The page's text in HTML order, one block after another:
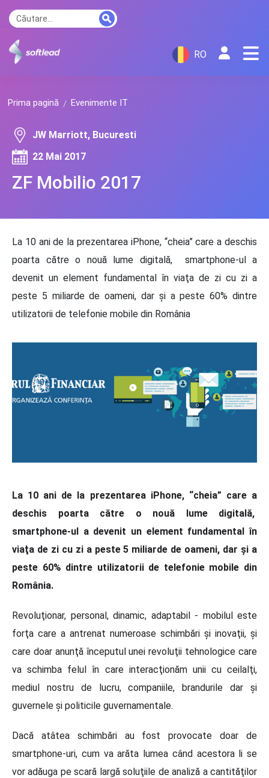
RO
Prima pagină Evenimente IT
ZF Mobilio 2017
JW Marriott, Bucuresti
22 Mai 2017
La 10 ani de la prezentarea iPhone, “cheia” care a deschis
poarta către o nouă lume digitală, smartphone-ul a
devenit un element fundamental în viaţa de zi cu zi a
peste 5 miliarde de oameni, dar şi a peste 60% dintre
utilizatorii de telefonie mobile din România
La 10 ani de la prezentarea iPhone, “cheia” care a
deschis poarta către o nouă lume digitală,
smartphone-ul a devenit un element fundamental în
viaţa de zi cu zi a peste 5 miliarde de oameni, dar şi a
peste 60% dintre utilizatorii de telefonie mobile din
România.
Revoluţionar, personal, dinamic, adaptabil - mobilul este
forţa care a antrenat numeroase schimbări şi inovaţii, şi
care doar anunţă începutul unei revoluţii tehnologice care
va schimba felul în care interacţionăm unii cu ceilalţi,
mediul nostru de lucru, companiile, brandurile dar şi
guvernele şi politicile guvernamentale.
Dacă atâtea schimbări au fost provocate doar de
smartphone-uri, cum va arăta lumea când acestora li se
vor adăuga pe scară largă soluţiile de analiză a cantităţilor